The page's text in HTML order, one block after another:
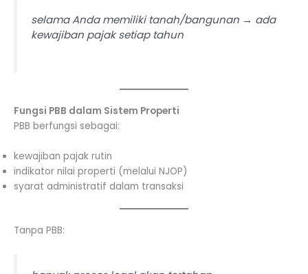
selama Anda memiliki tanah/bangunan → ada
kewajiban pajak setiap tahun
Fungsi PBB dalam Sistem Properti
PBB berfungsi sebagai:
kewajiban pajak rutin
indikator nilai properti (melalui NJOP)
syarat administratif dalam transaksi
Tanpa PBB: